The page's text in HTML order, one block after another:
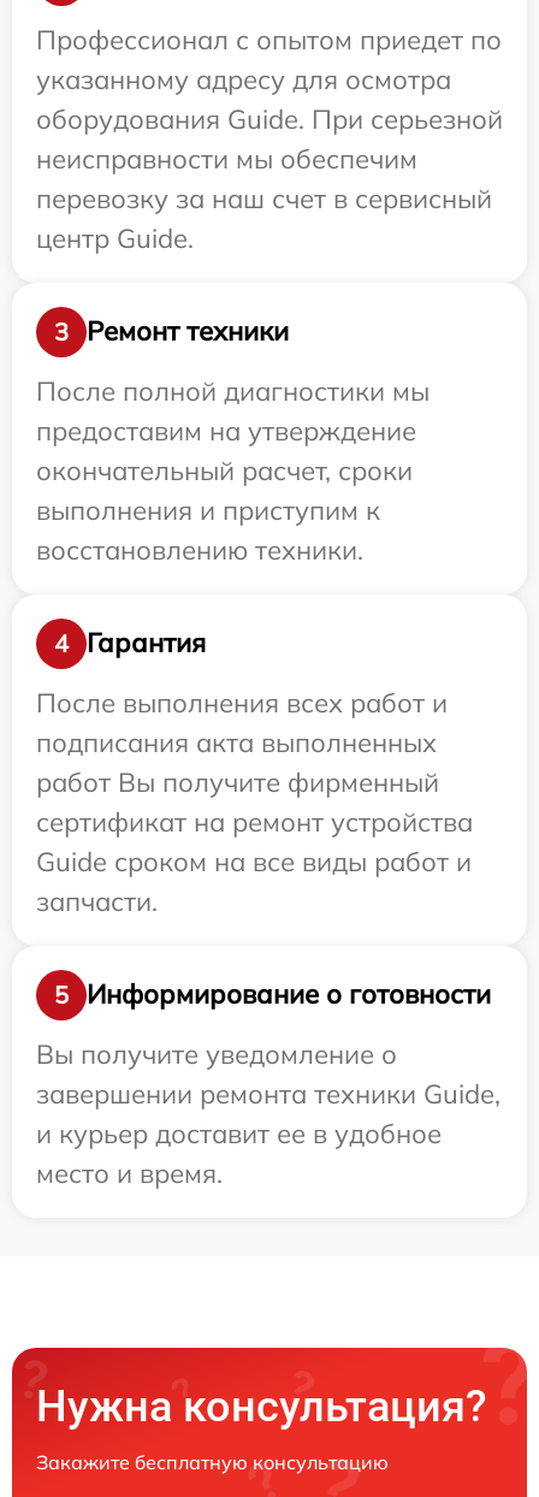
Профессионал с опытом приедет по
указанному адресу для осмотра
оборудования Guide. При серьезной
неисправности мы обеспечим
перевозку за наш счет в сервисный
центр Guide.
3
Ремонт техники
После полной диагностики мы
предоставим на утверждение
окончательный расчет, сроки
выполнения и приступим к
восстановлению техники.
4
Гарантия
После выполнения всех работ и
подписания акта выполненных
работ Вы получите фирменный
сертификат на ремонт устройства
Guide сроком на все виды работ и
запчасти.
5
Информирование о готовности
Вы получите уведомление о
завершении ремонта техники Guide,
и курьер доставит ее в удобное
место и время.
Нужна консультация?
Закажите бесплатную консультацию